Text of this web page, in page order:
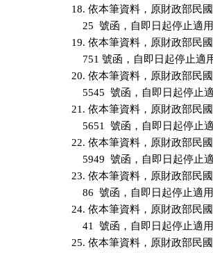
18. 依本筆資料，原財政部民
25  號函，自即日起停止適用
19. 依本筆資料，原財政部民
751 號函，自即日起停止適
20. 依本筆資料，原財政部民
5545  號函，自即日起停止
21. 依本筆資料，原財政部民
5651  號函，自即日起停止
22. 依本筆資料，原財政部民
5949  號函，自即日起停止
23. 依本筆資料，原財政部民
86  號函，自即日起停止適用
24. 依本筆資料，原財政部民
41  號函，自即日起停止適用
25. 依本筆資料，原財政部民